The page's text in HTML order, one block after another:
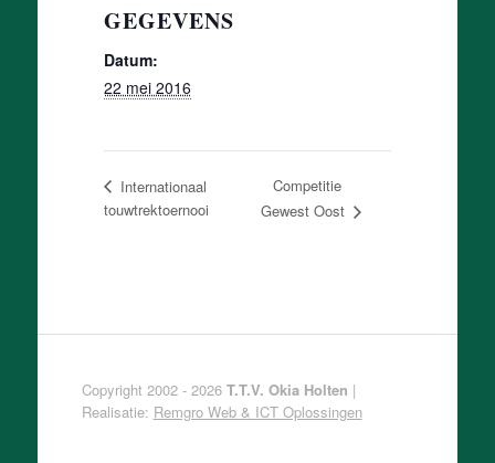
GEGEVENS
Datum:
22 mei 2016
Internationaal
touwtrektoernooi
Competitie
Gewest Oost
Copyright 2002 - 2026 T.T.V. Okia Holten |
Realisatie: Remgro Web & ICT Oplossingen